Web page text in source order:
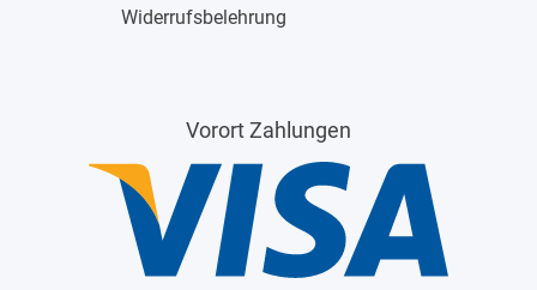
Widerrufsbelehrung
Vorort Zahlungen